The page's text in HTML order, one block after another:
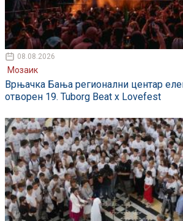
08.08.2026
Мозаик
Врњачка Бања регионални центар
отворен 19. Tuborg Beat x Lovefest